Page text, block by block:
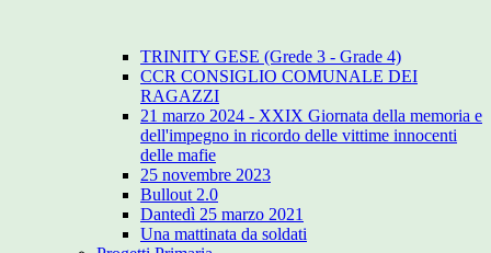
TRINITY GESE (Grede 3 - Grade 4)
CCR CONSIGLIO COMUNALE DEI
RAGAZZI
21 marzo 2024 - XXIX Giornata della memoria e
dell'impegno in ricordo delle vittime innocenti
delle mafie
25 novembre 2023
Bullout 2.0
Dantedì 25 marzo 2021
Una mattinata da soldati